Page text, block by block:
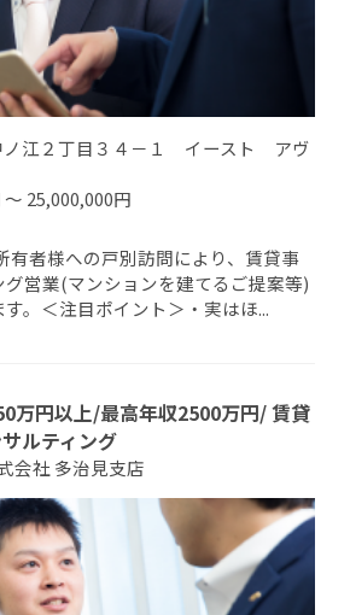
ノ江２丁目３４－１ イースト アヴ
25,000,000円
有者様への戸別訪問により、賃貸事
営業(マンションを建てるご提案等)
。＜注目ポイント＞・実はほ...
万円以上/最高年収2500万円/ 賃貸
ルティング
会社 多治見支店